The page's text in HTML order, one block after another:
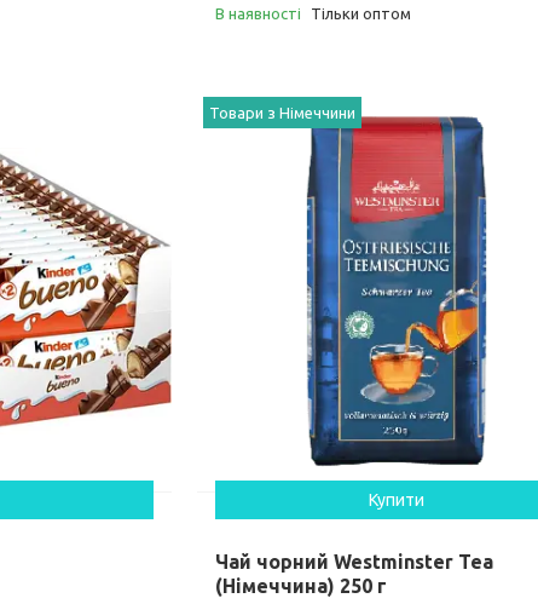
В наявності Тільки оптом
Товари з Німеччини
Купити
Чай чорний Westminster Tea
(Німеччина) 250 г